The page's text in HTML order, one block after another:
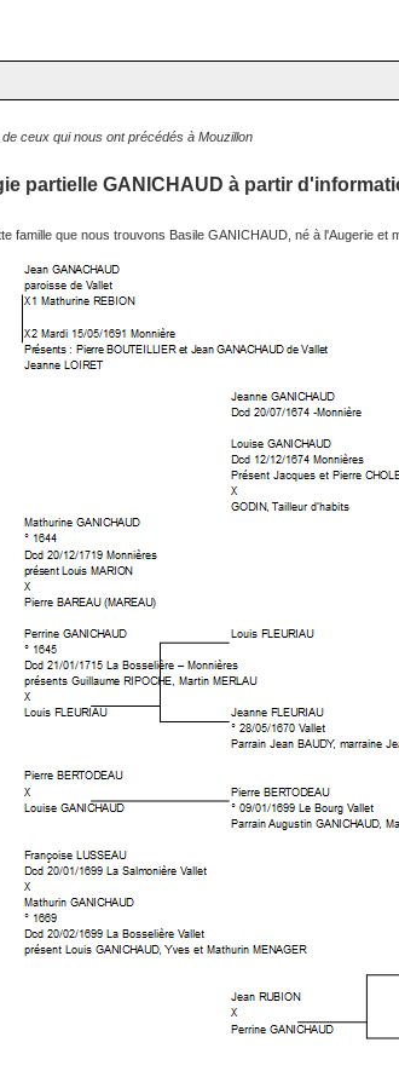
ceux qui nous ont précédés à Mouzillon
partielle GANICHAUD à partir
famille que nous trouvons Basile GANICHAUD, né à l'Augerie